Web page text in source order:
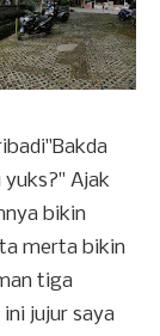
yuks?" Ajak
bikin
merta bikin
tiga
jujur saya